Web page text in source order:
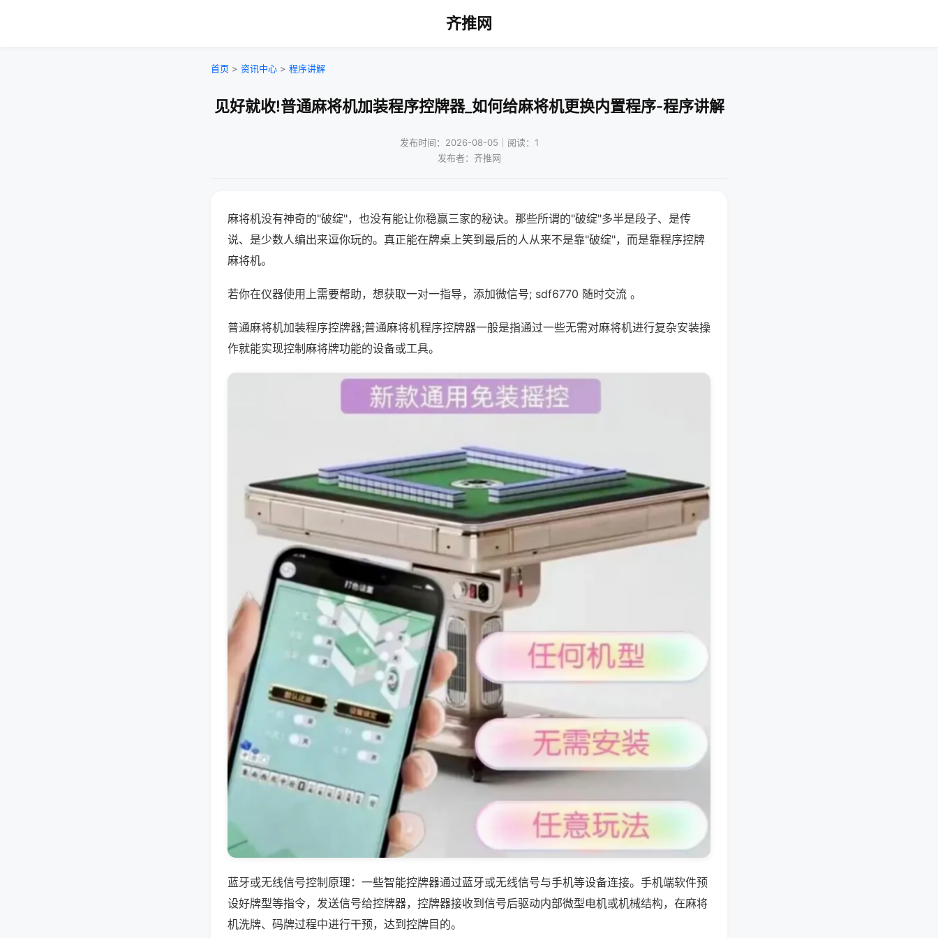
齐推网
首页 > 资讯中心 > 程序讲解
见好就收!普通麻将机加装程序控牌器_如何给麻将机更换内置程序-程序讲解
发布时间：2026-08-05｜阅读：1
发布者：齐推网
麻将机没有神奇的"破绽"，也没有能让你稳赢三家的秘诀。那些所谓的"破绽"多半是段子、是传
说、是少数人编出来逗你玩的。真正能在牌桌上笑到最后的人从来不是靠"破绽"，而是靠程序控牌
麻将机。
若你在仪器使用上需要帮助，想获取一对一指导，添加微信号; sdf6770 随时交流 。
普通麻将机加装程序控牌器;普通麻将机程序控牌器一般是指通过一些无需对麻将机进行复杂安装操
作就能实现控制麻将牌功能的设备或工具。
蓝牙或无线信号控制原理：一些智能控牌器通过蓝牙或无线信号与手机等设备连接。手机端软件预
设好牌型等指令，发送信号给控牌器，控牌器接收到信号后驱动内部微型电机或机械结构，在麻将
机洗牌、码牌过程中进行干预，达到控牌目的。